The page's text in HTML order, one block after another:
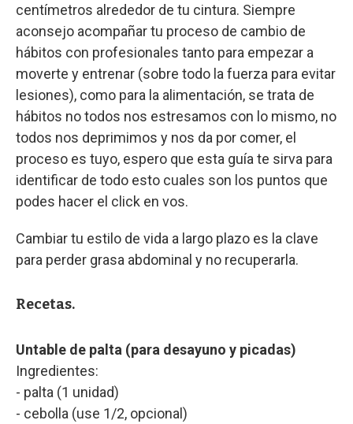
centímetros alrededor de tu cintura. Siempre
aconsejo acompañar tu proceso de cambio de
hábitos con profesionales tanto para empezar a
moverte y entrenar (sobre todo la fuerza para evitar
lesiones), como para la alimentación, se trata de
hábitos no todos nos estresamos con lo mismo, no
todos nos deprimimos y nos da por comer, el
proceso es tuyo, espero que esta guía te sirva para
identificar de todo esto cuales son los puntos que
podes hacer el click en vos.
Cambiar tu estilo de vida a largo plazo es la clave
para perder grasa abdominal y no recuperarla.
Recetas.
Untable de palta (para desayuno y picadas)
Ingredientes:
- palta (1 unidad)
- cebolla (use 1/2, opcional)